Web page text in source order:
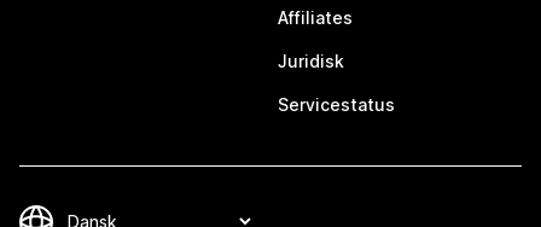
Affiliates
Juridisk
Servicestatus